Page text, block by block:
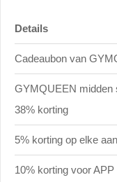
Details
Cadeaubon van
GYMQUEEN midden
38% korting
5% korting op elke
10% korting voor APP